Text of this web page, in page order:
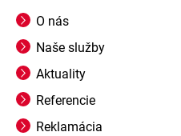
O nás
Naše služby
Aktuality
Referencie
Reklamácia